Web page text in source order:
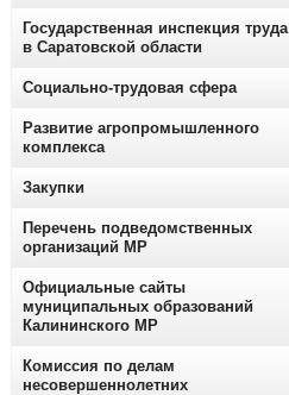
Государственная инспекция труда
в Саратовской области
Социально-трудовая сфера
Развитие агропромышленного
комплекса
Закупки
Перечень подведомственных
организаций МР
Официальные сайты
муниципальных образований
Калининского МР
Комиссия по делам
несовершеннолетних